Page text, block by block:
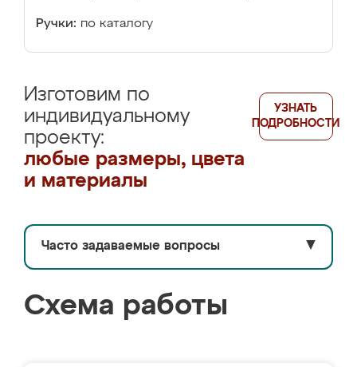
Ручки: по каталогу
Изготовим по
индивидуальному
проекту:
любые размеры, цвета
и материалы
УЗНАТЬ
ПОДРОБНОСТИ
Часто задаваемые вопросы ▼
Схема работы